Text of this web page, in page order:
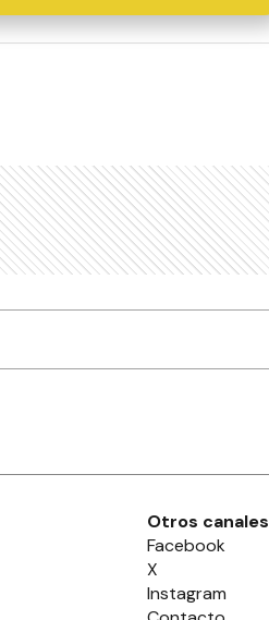
Otros canales
Facebook
X
Instagram